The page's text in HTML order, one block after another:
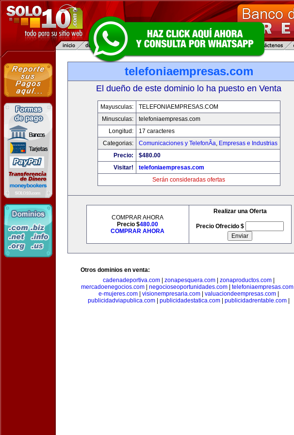
telefoniaempresas.com
El dueño de este dominio lo ha puesto en Venta
Mayusculas:
TELEFONIAEMPRESAS.COM
Minusculas:
telefoniaempresas.com
Longitud:
17 caracteres
Categorias:
Comunicaciones y TelefonÃ­a, Empresas e Industrias
Precio:
$480.00
Visitar!
telefoniaempresas.com
Serán consideradas ofertas
COMPRAR AHORA
Precio $480.00
COMPRAR AHORA
Realizar una Oferta
Precio Ofrecido $
Otros dominios en venta:
cadenadeportiva.com
zonapesquera.com zonaproductos.com
mercadoenegocios.com
negocioseoportunidades.com telefoniaempresas.com
e-mujeres.com
visionempresaria.com valuaciondeempresas.com
publicidadviapublica.com
publicidadestatica.com publicidadrentable.com